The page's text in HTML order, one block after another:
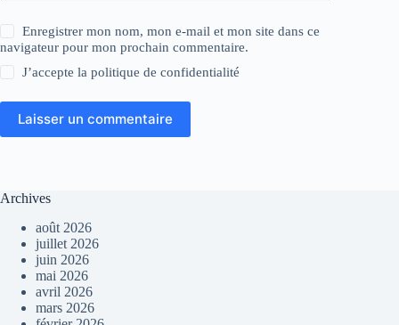
Enregistrer mon nom, mon e-mail et mon site dans ce
navigateur pour mon prochain commentaire.
J’accepte lapolitique de confidentialité
Laisser un commentaire
Archives
août 2026
juillet 2026
juin 2026
mai 2026
avril 2026
mars 2026